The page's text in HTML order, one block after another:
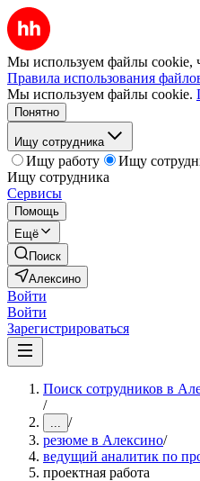
Мы используем файлы cookie,
Правила использования
Мы используем файлы cookie.
Понятно
Ищу сотрудника
Ищу работу
Ищу
Ищу сотрудника
Сервисы
Помощь
Ещё
Поиск
Алексино
Войти
Войти
Зарегистрироваться
Поиск сотрудников в
/
... /
резюме в Алексино/
ведущий аналитик по
проектная работа